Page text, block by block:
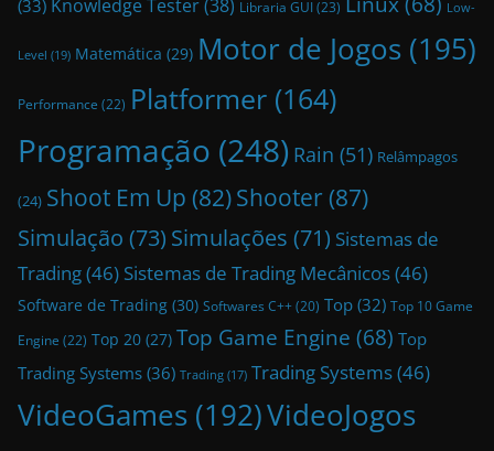
(33) Knowledge Tester(38) Libraria GUI(23) Low-
Level (19) Matemática (29) Motor de Jogos (195)
Performance (22) Platformer (164)
Programação (248) Rain (51) Relâmpagos
(24) Shoot Em Up (82)Shooter (87)
Simulação (73) Simulações (71) Sistemas de
Trading(46) Sistemas de Trading Mecânicos(46)
Software de Trading (30) Softwares C++ (20) Top (32) Top 10 Game
Engine (22) Top 20 (27) Top Game Engine (68) Top
Trading Systems (36) Trading (17) Trading Systems(46)
VideoGames (192)VideoJogos